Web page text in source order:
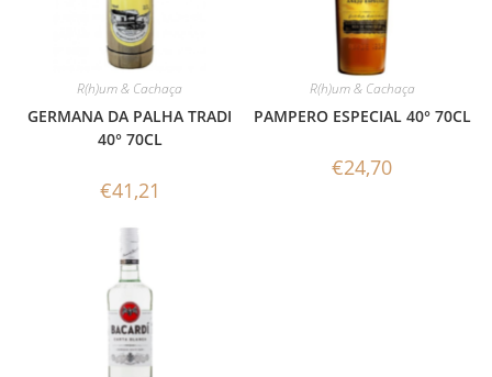
R(h)um & Cachaça
GERMANA DA PALHA TRADI
40° 70CL
€41,21
R(h)um & Cachaça
PAMPERO ESPECIAL 40° 70CL
€24,70